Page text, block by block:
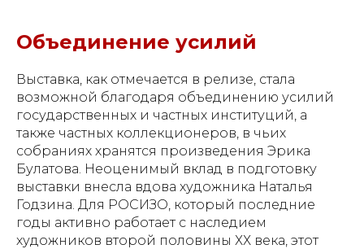
Объединение усилий
Выставка, как отмечается в релизе, стала
возможной благодаря объединению усилий
государственных и частных институций, а
также частных коллекционеров, в чьих
собраниях хранятся произведения Эрика
Булатова. Неоценимый вклад в подготовку
выставки внесла вдова художника Наталья
Годзина. Для РОСИЗО, который последние
годы активно работает с наследием
художников второй половины ХХ века, этот